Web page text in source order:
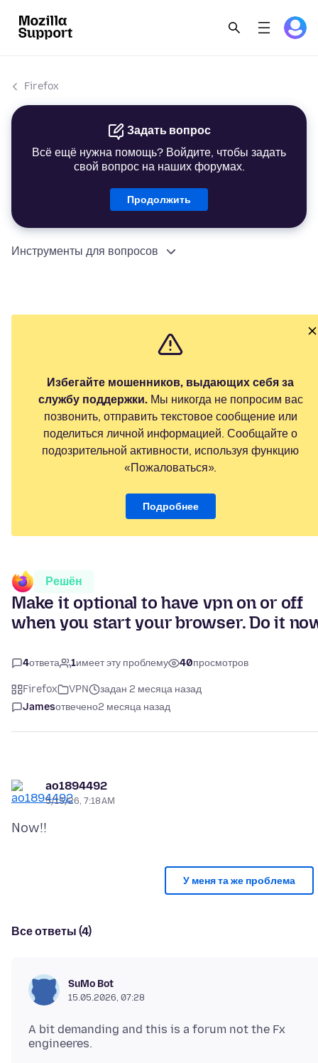
Firefox
Задать вопрос
Всё ещё нужна помощь? Войдите, чтобы задать
свой вопрос на наших форумах.
Продолжить
Инструменты для вопросов
Избегайте мошенников, выдающих себя за
службу поддержки.Мы никогда не попросим вас
позвонить, отправить текстовое сообщение или
поделиться личной информацией. Сообщайте о
подозрительной активности, используя функцию
«Пожаловаться».
Подробнее
Решён
Make it optional to have vpn on or off
when you start your browser. Do it
4ответа 1имеет эту проблему 40просмотров
Firefox VPN
задан 2 месяца назад
Jamesотвечено2 месяца назад
ao1894492
5/15/26, 7:18 AM
У меня та же проблема
Все ответы (4)
SuMo Bot
15.05.2026, 07:28
A bit demanding and this is a forum not the Fx